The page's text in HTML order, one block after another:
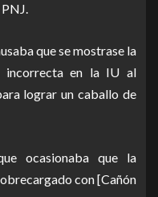
que se mostrase la
incorrecta en la IU al
lograr un caballo de
ocasionaba que la
con [Cañón